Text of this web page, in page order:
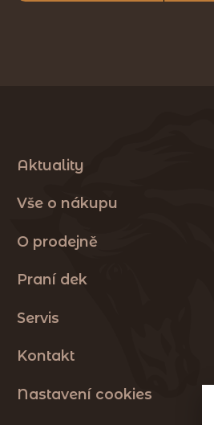
Aktuality
Vše o nákupu
O prodejně
Praní dek
Servis
Kontakt
Nastavení cookies